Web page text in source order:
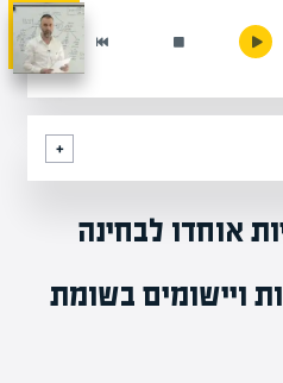
אוחדו לבחינה
ויישומים בשומת